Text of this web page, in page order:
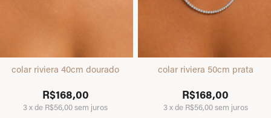
colar riviera 40cm dourado
R$168,00
3xde R$56,00sem juros
colar riviera 50cm prata
R$168,00
3xde R$56,00sem juros